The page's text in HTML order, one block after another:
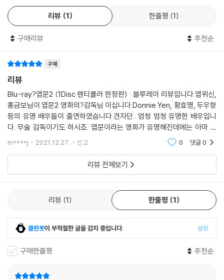
리뷰 1 한줄평 1
구매리뷰 추천순
구매
리뷰
Blu-ray?엽문2 (1Disc 렌티큘러 한정판) : 블루레이 리뷰입니다.엽위신,
홍금보님이 엽문2 영화의?감독님 이십니다.Donnie Yen, 황효명, 두우항
등의 유명 배우들이 출연하였습니다.견자단.. 엄청 엄청 유명한 배우입니
다. 무술 감독이기도 하시죠. 엽문이라는 영화가 유명해진데에는 아마 이
견자단이 있었기 때문일겁니다. 엽문1를 구하고 싶은데 이미 품절이라 구
할 수 없는게 아쉽습
m****j 2021.12.27. 신고 0 댓글0
리뷰 전체보기
리뷰 1 한줄평 1
클린봇이 부적절한 글을 감지 중입니다. 설정
구매한줄평 추천순